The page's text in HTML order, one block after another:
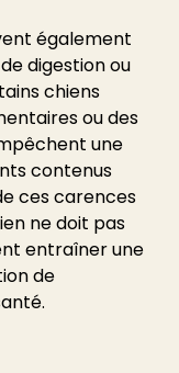
également
digestion ou
chiens
ou des
une
contenus
ces carences
ne doit pas
entraîner une
de